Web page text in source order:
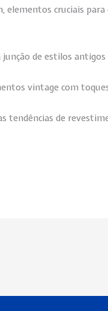
cruciais
de estilos
vintage com
tendências de